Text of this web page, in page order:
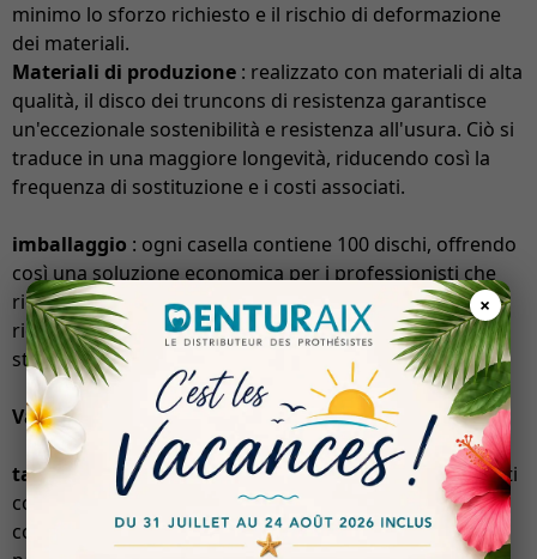
×
minimo lo sforzo richiesto e il rischio di deformazione
dei materiali.
Materiali di produzione : realizzato con materiali di alta
qualità, il disco dei truncons di resistenza garantisce
un'eccezionale sostenibilità e resistenza all'usura. Ciò si
traduce in una maggiore longevità, riducendo così la
frequenza di sostituzione e i costi associati.
imballaggio : ogni casella contiene 100 dischi, offrendo
così una soluzione economica per i professionisti che
richiedono una fornitura costante. Questo imballaggio
riduce anche i rifiuti di imballaggio e ottimizza lo
stoccaggio.
Vantaggi
taglio di precisione: grazie al suo design fine, il disco ti
consente di effettuare tagli precisi, essenziali per il
completamento di lavori o applicazioni delicate. Ciò è